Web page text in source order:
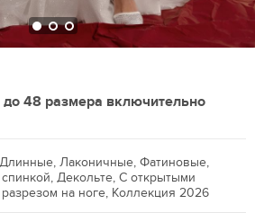
до 48 размера включительно
Лаконичные, Фатиновые,
Декольте, С открытыми
на ноге, Коллекция 2026